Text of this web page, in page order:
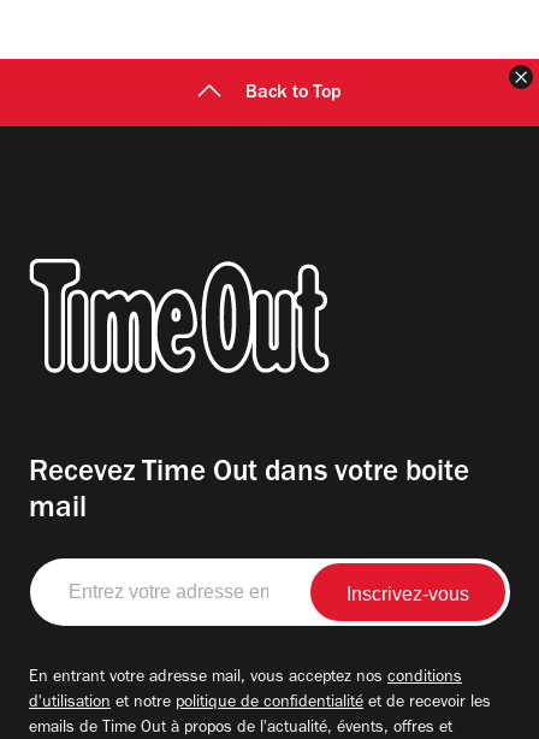
Back to Top
Recevez Time Out dans votre boite
mail
Entrez
votre
adresse
En entrant votre adresse mail, vous acceptez nos conditions
d'utilisation et notre politique de confidentialité et de recevoir les
emails de Time Out à propos de l'actualité, évents, offres et